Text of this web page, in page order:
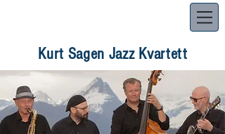
Kurt Sagen Jazz Kvartett